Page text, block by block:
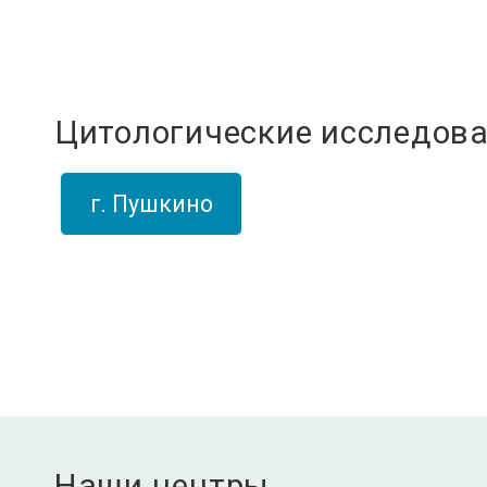
Цитологические
г. Пушкино